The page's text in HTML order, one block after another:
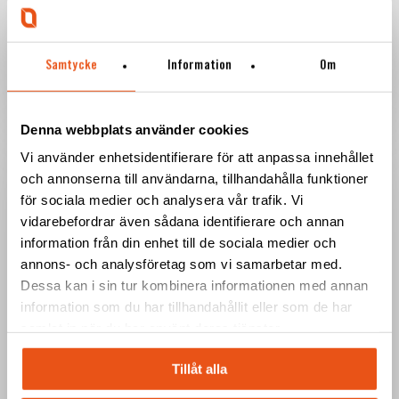
Samtycke Information Om
Denna webbplats använder cookies
Vi använder enhetsidentifierare för att anpassa innehållet
och annonserna till användarna, tillhandahålla funktioner
för sociala medier och analysera vår trafik. Vi
vidarebefordrar även sådana identifierare och annan
information från din enhet till de sociala medier och
annons- och analysföretag som vi samarbetar med.
Dessa kan i sin tur kombinera informationen med annan
information som du har tillhandahållit eller som de har
Tillåt alla
lokaler
i
Borlänge
–
utvecklings-
och
produktionsförmågan
produktionsförmågan
Svekon
tilldelas
ramavtal
av
FMV
för
packrafts
till
Försvarsmakten